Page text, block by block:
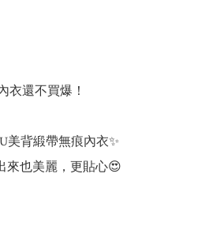
衣還不買爆！
美背緞帶無痕內衣✨
來也美麗，更貼心😍